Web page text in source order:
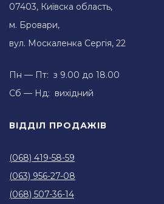
07403, Київска область,
м. Бровари,
вул. Москаленка Сергія, 22
Пн — Пт: з 9.00 до 18.00
Сб — Нд: вихідний
ВІДДІЛ ПРОДАЖІВ
(068) 419-58-59
(063) 956-27-08
(068) 507-36-14